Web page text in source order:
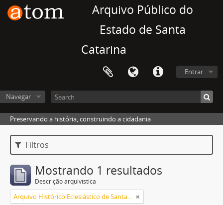
Arquivo Público do
Estado de Santa
Catarina
Entrar
Navegar
Preservando a história, construindo a cidadania
Filtros
Mostrando 1 resultados
Descrição arquivística
Arquivo Histórico Eclesiástico de Santa Catarina